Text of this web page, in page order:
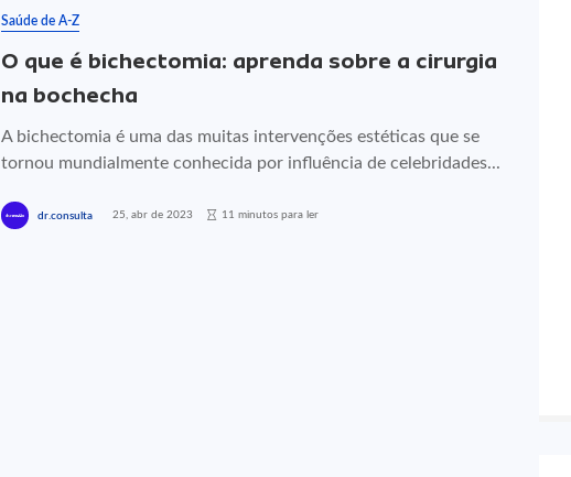
Saúde de A-Z
O que é bichectomia: aprenda sobre a cirurgia
na bochecha
A bichectomia é uma das muitas intervenções estéticas que se
tornou mundialmente conhecida por influência de celebridades...
dr.consulta 25, abr de 2023 11 minutos para ler